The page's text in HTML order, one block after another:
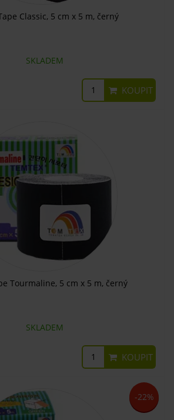
Classic, 5 cm x 5 m, černý
SKLADEM
KOUPIT
Tourmaline, 5 cm x 5 m, černý
SKLADEM
KOUPIT
-22%